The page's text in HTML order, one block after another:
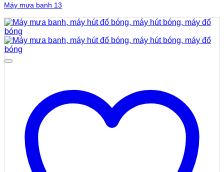
Máy mưa banh 13